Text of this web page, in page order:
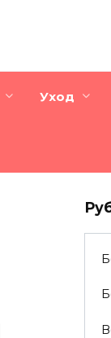
Уход